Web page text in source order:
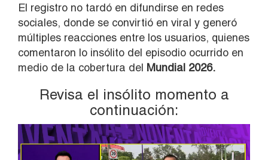
El registro no tardó en difundirse en redes
sociales, donde se convirtió en viral y generó
múltiples reacciones entre los usuarios, quienes
comentaron lo insólito del episodio ocurrido en
medio de la cobertura del Mundial 2026.
Revisa el insólito momento a
continuación:
Reproductor
de
vídeo